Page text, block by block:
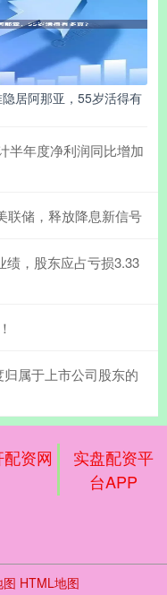
居阿那亚，55岁活得有
半年度净利润同比增加
联储，释放降息新信号
绩，股东应占亏损3.33
属于上市公司股东的
资网
实盘配资平
台APP
图 HTML地图